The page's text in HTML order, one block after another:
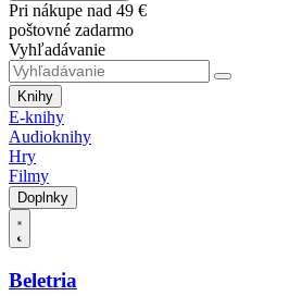
Pri nákupe nad 49 €
poštovné zadarmo
Vyhľadávanie
Knihy
E-knihy
Audioknihy
Hry
Filmy
Doplnky
Beletria